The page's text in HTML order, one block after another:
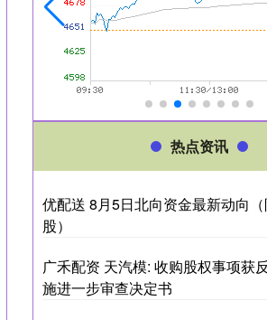
热点资讯
优配送 8月5日北向资金最新动向
股）
广禾配资 天汽模: 收购股权事项获
施进一步审查决定书